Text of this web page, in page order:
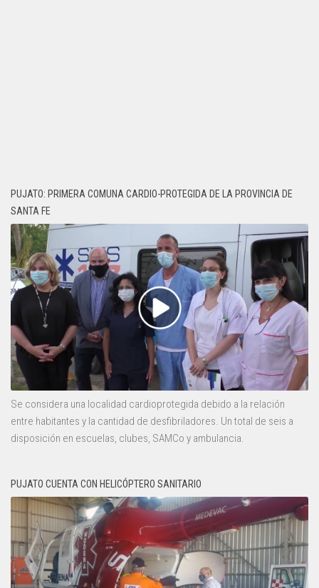
PUJATO: PRIMERA COMUNA CARDIO-PROTEGIDA DE LA PROVINCIA DE
SANTA FE
Se considera una localidad cardioprotegida debido a la relación
entre habitantes y la cantidad de desfibriladores. Un total de seis a
disposición en escuelas, clubes, SAMCo y ambulancia.
PUJATO CUENTA CON HELICÓPTERO SANITARIO